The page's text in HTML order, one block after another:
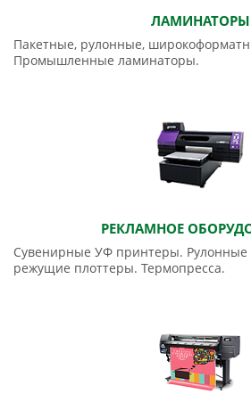
ЛАМИНАТОРЫ
Пакетные, рулонные,
Промышленные ламинаторы.
РЕКЛАМНОЕ
Сувенирные УФ принтеры.
режущие плоттеры. Термопресса.